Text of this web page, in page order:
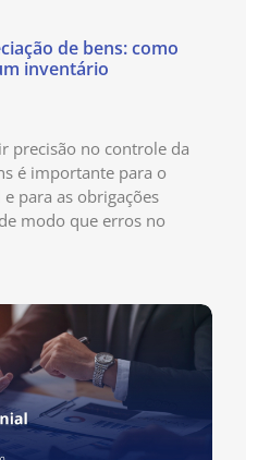
de bens: como
inventário
precisão no controle da
é importante para o
para as obrigações
modo que erros no